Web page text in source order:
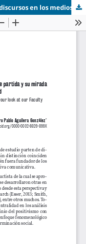
Kritica 1.0 contenidos, encuadres y discursos en los medios de comunicación-19-33.pdf